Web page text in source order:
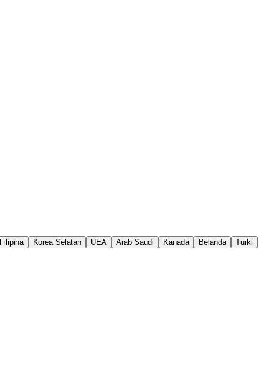
Filipina Korea Selatan UEA Arab Saudi Kanada Belanda
Turki